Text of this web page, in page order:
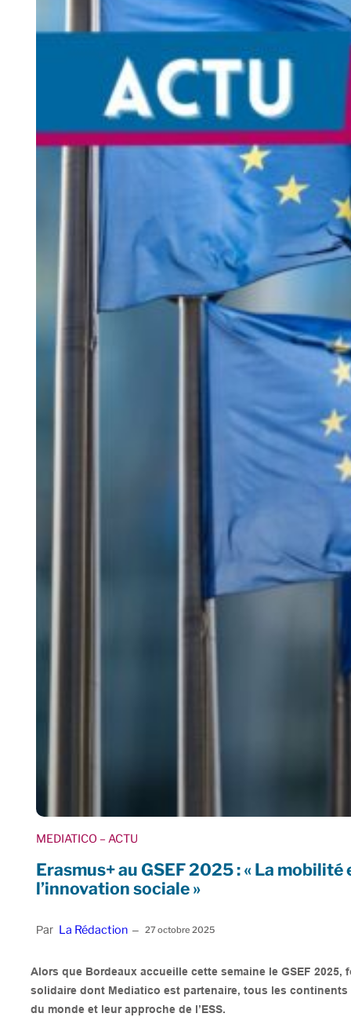
MEDIATICO – ACTU
Erasmus+ au GSEF 2025 : « La
l’innovation sociale »
Par La Rédaction – 27 octobre 2025
Alors que Bordeaux accueille cette semaine le GSEF 2025,
solidaire dont Mediatico est partenaire, tous les
du monde et leur approche de l’ESS.